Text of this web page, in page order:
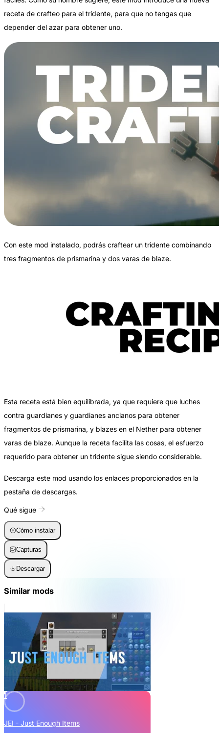
receta de crafteo para el tridente, para que no tengas que
depender del azar para obtener uno.
Con este mod instalado, podrás craftear un tridente combinando
tres fragmentos de prismarina y dos varas de blaze.
Esta receta está bien equilibrada, ya que requiere que luches
contra guardianes y guardianes ancianos para obtener
fragmentos de prismarina, y blazes en el Nether para obtener
varas de blaze. Aunque la receta facilita las cosas, el esfuerzo
requerido para obtener un tridente sigue siendo considerable.
Descarga este mod usando los enlaces proporcionados en la
pestaña de descargas.
Qué sigue
Cómo instalar
Capturas
Descargar
Similar mods
1
JEI - Just Enough Items